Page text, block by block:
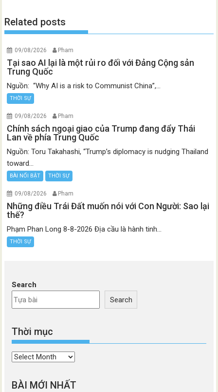
Related posts
09/08/2026 Pham
Tại sao AI lại là một rủi ro đối với Đảng Cộng sản
Trung Quốc
Nguồn: “Why AI is a risk to Communist China”,...
THỜI SỰ
09/08/2026 Pham
Chính sách ngoại giao của Trump đang đẩy Thái
Lan về phía Trung Quốc
Nguồn: Toru Takahashi, “Trump’s diplomacy is nudging Thailand
toward...
BÀI NỔI BẬT THỜI SỰ
09/08/2026 Pham
Những điều Trái Đất muốn nói với Con Người: Sao lại
thế?
Phạm Phan Long 8-8-2026 Địa cầu là hành tinh...
THỜI SỰ
Search
Search
Thời mục
Thời
BÀI MỚI NHẤT